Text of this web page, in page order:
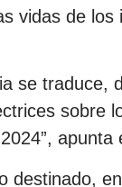
vidas de
se traduce,
sobre
apunta
destinado,